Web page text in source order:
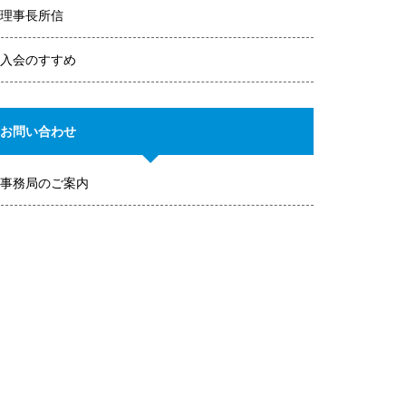
理事長所信
入会のすすめ
お問い合わせ
事務局のご案内